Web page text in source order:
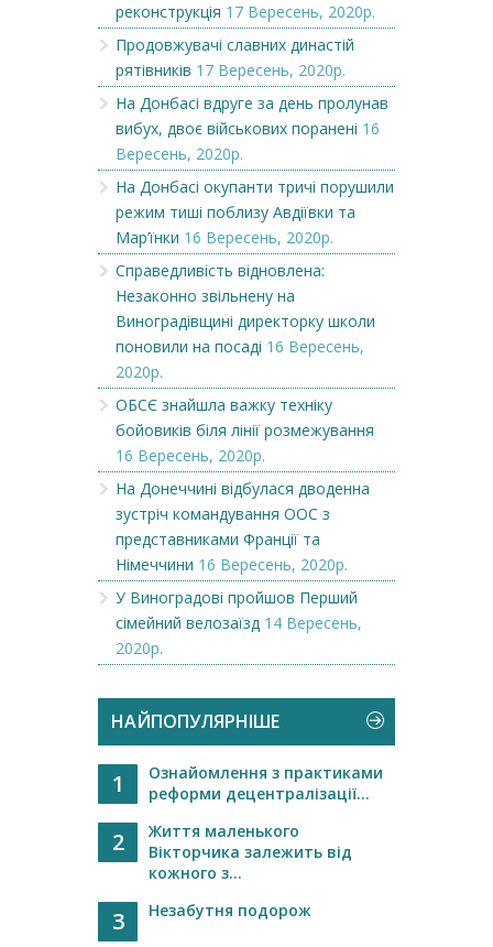
реконструкція 17 Вересень, 2020р.
Продовжувачі славних династій
рятівників 17 Вересень, 2020р.
На Донбасі вдруге за день пролунав
вибух, двоє військових поранені 16
Вересень, 2020р.
На Донбасі окупанти тричі порушили
режим тиші поблизу Авдіївки та
Мар’їнки 16 Вересень, 2020р.
Справедливість відновлена:
Незаконно звільнену на
Виноградівщині директорку школи
поновили на посаді 16 Вересень,
2020р.
ОБСЄ знайшла важку техніку
бойовиків біля лінії розмежування
16 Вересень, 2020р.
На Донеччині відбулася дводенна
зустріч командування ООС з
представниками Франції та
Німеччини 16 Вересень, 2020р.
У Виноградові пройшов Перший
сімейний велозаїзд 14 Вересень,
2020р.
НАЙПОПУЛЯРНІШЕ
1
Ознайомлення з практиками
реформи децентралізації...
2
Життя маленького
Вікторчика залежить від
кожного з...
3 Незабутня подорож